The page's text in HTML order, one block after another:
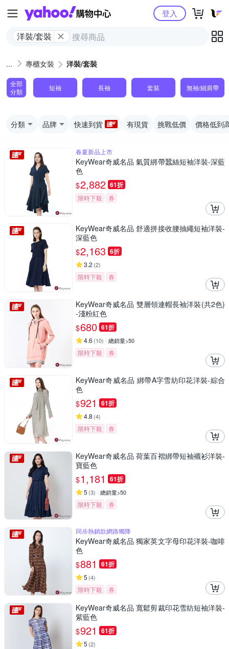
Yahoo購物中心
洋裝/套裝
登入
專櫃女裝 洋裝/套裝
全部
分類
短袖 長袖 套裝 無袖/細肩帶
分類 品牌 快速到貨 有現貨 挑戰低價 價格低到
春夏新品上市
KeyWear奇威名品 氣質綁帶蠶絲短袖洋裝-深藍
色
$2,882 61折
限時下殺 券
KeyWear奇威名品 舒適拼接收腰抽繩短袖洋裝-
深藍色
$2,163 6折
3.2 (2)
限時下殺 券
KeyWear奇威名品 雙層領連帽長袖洋裝(共2色)
-淺粉紅色
$680 61折
4.6 (10) 總銷量>50
限時下殺 券
KeyWear奇威名品 綁帶A字雪紡印花洋裝-綜合
色
$921 61折
4.8 (4)
限時下殺 券
KeyWear奇威名品 荷葉百褶綁帶短袖襯衫洋裝-
寶藍色
$1,181 61折
5 (3) 總銷量>50
限時下殺 券
同步熱銷款網路獨降
KeyWear奇威名品 獨家英文字母印花洋裝-咖啡
色
$881 61折
5 (4)
限時下殺 券
KeyWear奇威名品 寬鬆剪裁印花雪紡短袖洋裝-
紫藍色
$921 61折
5 (2)